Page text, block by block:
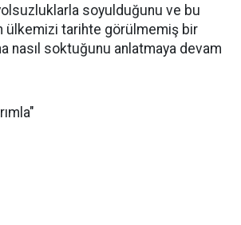
soyulduğunu ve bu
ülkemizi tarihte görülmemiş bir
nasıl soktuğunu anlatmaya devam